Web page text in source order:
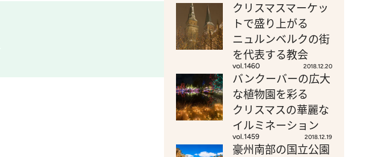
クリスマスマーケッ
トで盛り上がる
ニュルンベルクの街
を代表する教会
vol.1460 2018.12.20
バンクーバーの広大
な植物園を彩る
クリスマスの華麗な
イルミネーション
vol.1459 2018.12.19
豪州南部の国立公園